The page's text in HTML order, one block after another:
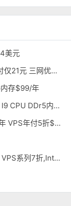
美元
LOCVPS 香港VPS限时特惠：7折后月付仅21元 三网优化BGP线路 可选原生IP
存$99/年
DediRock 新上高性能VPS 年付25美元 I9 CPU DDr5内存 纽约机房
HawkHost/老鹰主机 虚拟主机3折$19/年 VPS年付5折$25/年
DesiVPS AMD Ryzen系列和Windows VPS系列7折,Intel系列年付11.6美元